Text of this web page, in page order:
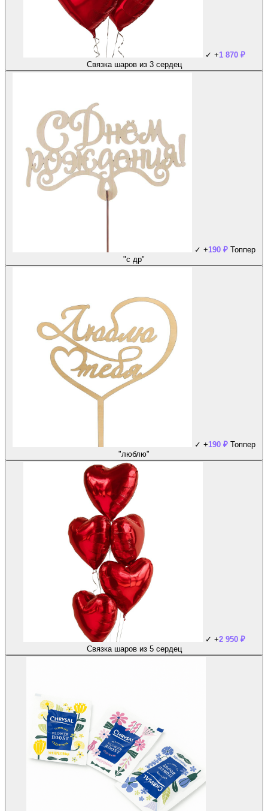
✓ +1 870 ₽
Связка шаров из 3 сердец
✓ +190 ₽ Топпер
"с др"
✓ +190 ₽ Топпер
"люблю"
✓ +2 950 ₽
Связка шаров из 5 сердец